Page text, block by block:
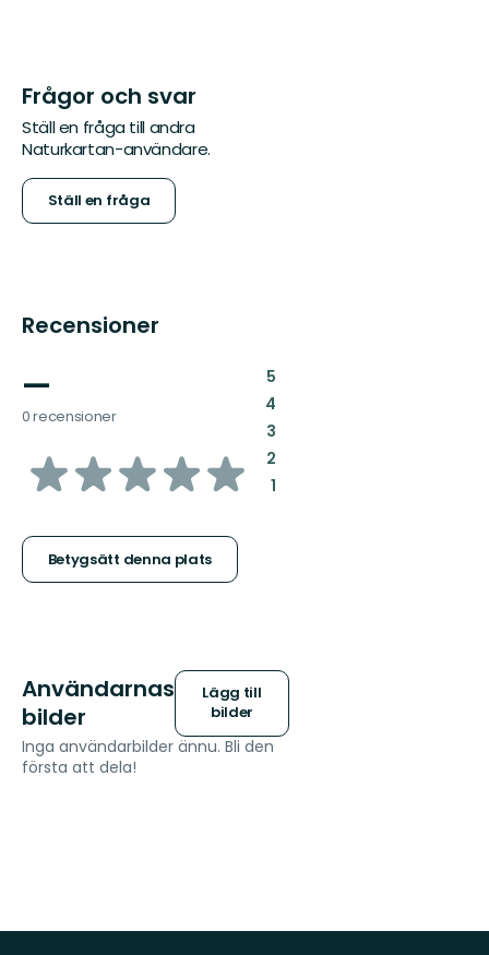
Frågor och svar
Ställ en fråga till andra
Naturkartan-användare.
Ställ en fråga
Recensioner
—
0 recensioner
av
stjärnor
Betygsätt denna plats
5:
4:
3:
2:
1:
Användarnas
bilder
Lägg till
bilder
Inga användarbilder ännu. Bli den
första att dela!